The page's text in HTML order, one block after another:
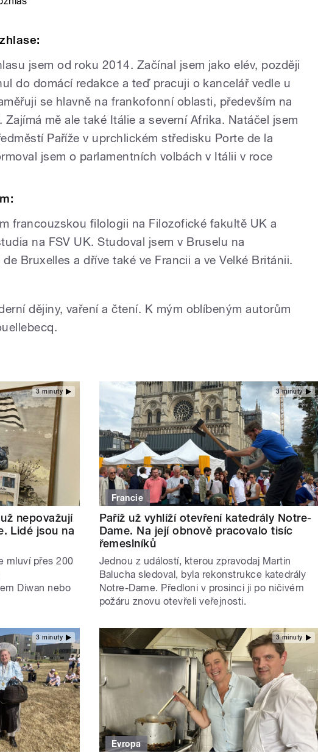
jsem od roku 2014. Začínal jsem jako elév, později
do domácí redakce a teď pracuji o kancelář vedle u
se hlavně na frankofonní oblasti, především na
Zajímá mě ale také Itálie a severní Afrika. Natáčel jsem
Paříže v uprchlickém středisku Porte de la
jsem o parlamentních volbách v Itálii v roce
francouzskou filologii na Filozofické fakultě UK a
na FSV UK. Studoval jsem v Bruselu na
Bruxelles a dříve také ve Francii a ve Velké Británii.
dějiny, vaření a čtení. K mým oblíbeným autorům
3 minuty
nepovažují
Lidé jsou na
mluví přes 200
Diwan nebo
3 minuty
Francie
Paříž už vyhlíží otevření katedrály Notre-
Dame. Na její obnově pracovalo tisíc
řemeslníků
Jednou z událostí, kterou zpravodaj Martin
Balucha sledoval, byla rekonstrukce katedrály
Notre-Dame. Předloni v prosinci ji po ničivém
požáru znovu otevřeli veřejnosti.
3 minuty 3 minuty
Evropa